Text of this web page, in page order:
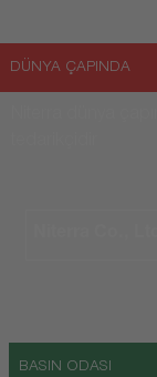
DÜNYA ÇAPINDA
BASIN ODASI